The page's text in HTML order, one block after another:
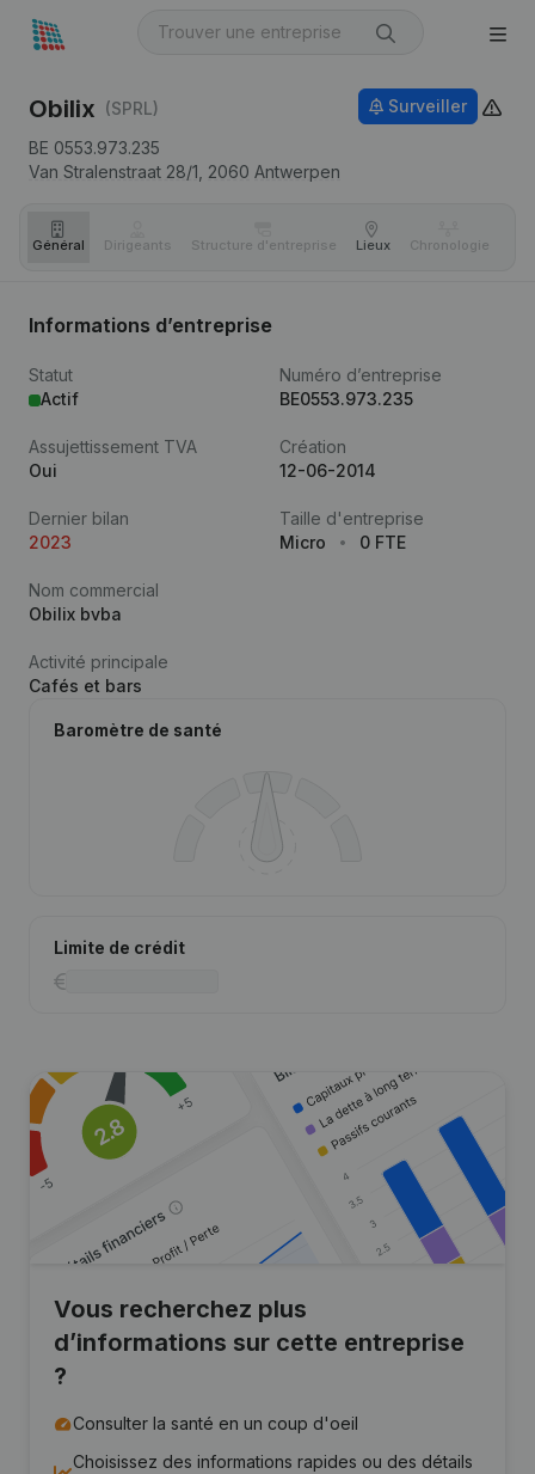
Obilix (SPRL)
BE 0553.973.235
Van Stralenstraat 28/1, 2060 Antwerpen
Surveiller
Général Dirigeants Structure d'entreprise Lieux Chronologie
Informations d’entreprise
Statut
Actif
Numéro d’entreprise
BE0553.973.235
Assujettissement TVA
Oui
Création
12-06-2014
Dernier bilan
2023
Taille d'entreprise
Micro
0 FTE
Nom commercial
Obilix bvba
Activité principale
Cafés et bars
Baromètre de santé
Limite de crédit
Vous recherchez plus
d’informations sur cette entreprise
?
Consulter la santé en un coup d'oeil
Choisissez des informations rapides ou des détails